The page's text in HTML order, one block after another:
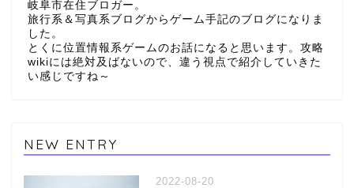
岐阜市在住ブロガー。
旅行系＆写真系ブログからゲーム手記のブログになりま
した。
とくに位置情報系ゲームのお話になると思います。攻略
wikiには絶対及ばないので、違う視点で紹介していきた
い感じですね～
NEW ENTRY
2022-08-20